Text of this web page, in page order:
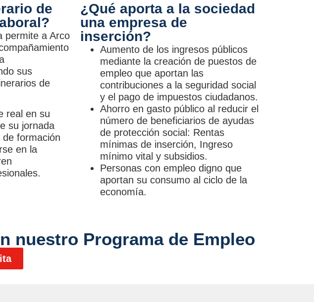
de
permite a Arco
sus
de
real en su
su jornada
de formación
en la
¿Qué aporta a la sociedad
una empresa de
inserción?
Aumento de los ingresos públicos
mediante la creación de puestos de
empleo que aportan las
contribuciones a la seguridad social
y el pago de impuestos ciudadanos.
Ahorro en gasto público al reducir el
número de beneficiarios de ayudas
de protección social: Rentas
mínimas de inserción, Ingreso
mínimo vital y subsidios.
Personas con empleo digno que
aportan su consumo al ciclo de la
economía.
nuestro Programa de Empleo